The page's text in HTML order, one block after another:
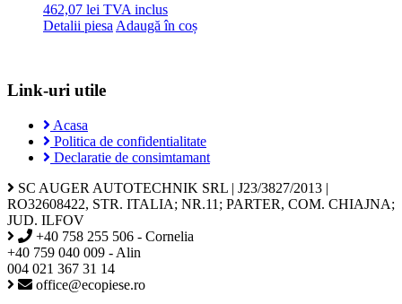
462,07 lei TVA inclus
Detalii piesa Adaugă în coș
Link-uri utile
Acasa
Politica de confidentialitate
Declaratie de consimtamant
SC AUGER AUTOTECHNIK SRL | J23/3827/2013 |
RO32608422, STR. ITALIA; NR.11; PARTER, COM. CHIAJNA;
JUD. ILFOV
+40 758 255 506 - Cornelia
+40 759 040 009 - Alin
004 021 367 31 14
office@ecopiese.ro